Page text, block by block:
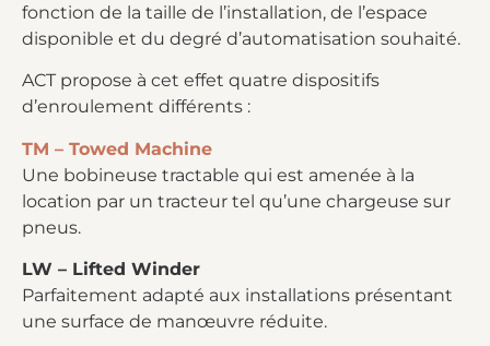
fonction de la taille de l’installation, de l’espace
disponible et du degré d’automatisation souhaité.
ACT propose à cet effet quatre dispositifs
d’enroulement différents :
TM – Towed Machine
Une bobineuse tractable qui est amenée à la
location par un tracteur tel qu’une chargeuse sur
pneus.
LW – Lifted Winder
Parfaitement adapté aux installations présentant
une surface de manœuvre réduite.